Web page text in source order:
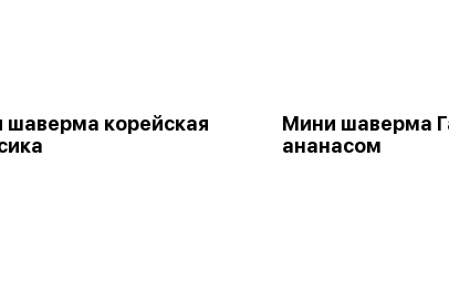
шаверма корейская
Мини шаверма
ананасом